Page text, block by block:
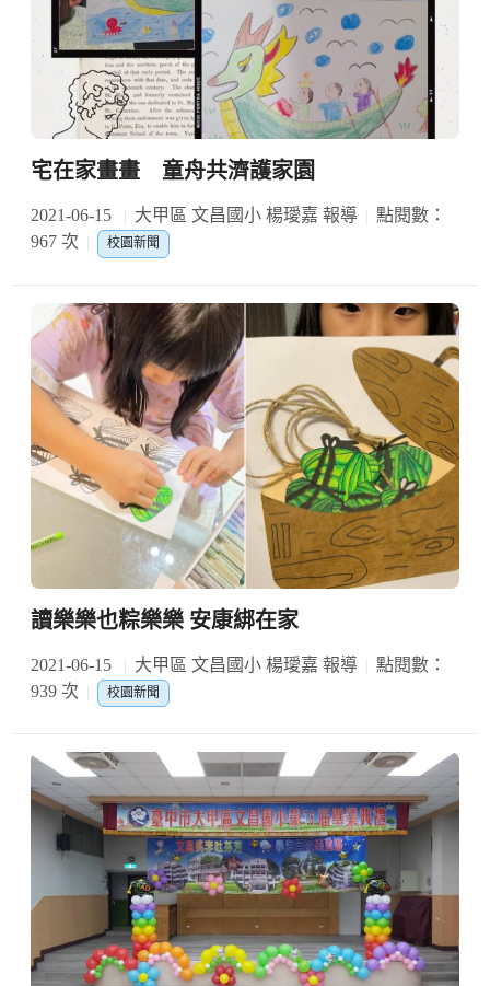
宅在家畫畫 童舟共濟護家園
2021-06-15 大甲區 文昌國小 楊璦嘉 報導
點閱數：
967 次
校園新聞
讀樂樂也粽樂樂 安康綁在家
2021-06-15 大甲區 文昌國小 楊璦嘉 報導
點閱數：
939 次
校園新聞